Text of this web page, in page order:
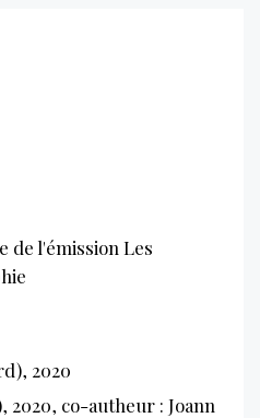
de l'émission Les
2020
2020, co-autheur : Joann